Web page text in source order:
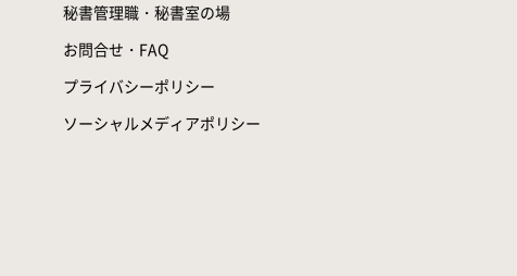
秘書管理職・秘書室の場
お問合せ・FAQ
プライバシーポリシー
ソーシャルメディアポリシー